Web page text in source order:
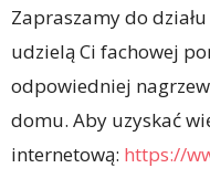
Zapraszamy do
udzielą Ci fachowej
odpowiedniej
domu. Aby uzyskać
internetową: https://